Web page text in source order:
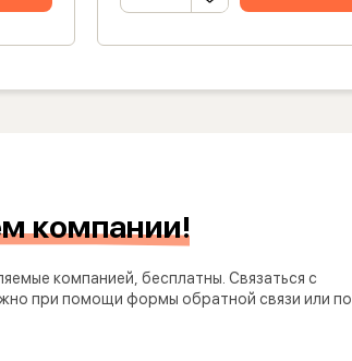
компании!
компанией, бесплатны. Связаться с
при помощи формы обратной связи или по